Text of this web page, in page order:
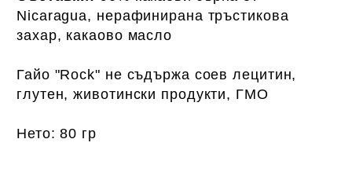
Nicaragua, нерафинирана тръстикова
захар, какаово масло
Гайо "Rock" не съдържа соев лецитин,
глутен, животински продукти, ГМО
Нето: 80 гр